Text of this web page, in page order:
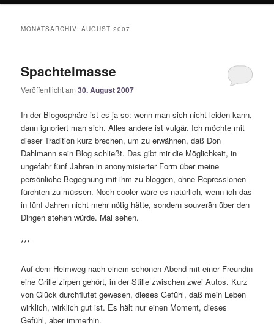
MONATSARCHIV:AUGUST 2007
Spachtelmasse
Veröffentlicht am30. August 2007
In der Blogosphäre ist es ja so: wenn man sich nicht leiden kann,
dann ignoriert man sich. Alles andere ist vulgär. Ich möchte mit
dieser Tradition kurz brechen, um zu erwähnen, daß Don
Dahlmann sein Blog schließt. Das gibt mir die Möglichkeit, in
ungefähr fünf Jahren in anonymisierter Form über meine
persönliche Begegnung mit ihm zu bloggen, ohne Repressionen
fürchten zu müssen. Noch cooler wäre es natürlich, wenn ich das
in fünf Jahren nicht mehr nötig hätte, sondern souverän über den
Dingen stehen würde. Mal sehen.
***
Auf dem Heimweg nach einem schönen Abend mit einer Freundin
eine Grille zirpen gehört, in der Stille zwischen zwei Autos. Kurz
von Glück durchflutet gewesen, dieses Gefühl, daß mein Leben
wirklich, wirklich gut ist. Es hält nur einen Moment, dieses
Gefühl, aber immerhin.